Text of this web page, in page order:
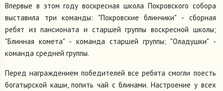
Впервые в этом году воскресная школа Покровского собора
выставила три команды: "Покровские блинчики" - сборная
ребят из пансионата и старшей группы воскресной школы;
"Блинная комета" - команда старшей группы; "Оладушки" -
команда средней группы.
Перед награждением победителей все ребята смогли поесть
богатырской каши, попить чай с блинами. Настроение у всех